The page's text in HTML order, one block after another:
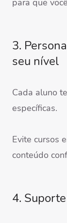
para que
3.
seu nível
Cada aluno
específicas.
Evite cursos
conteúdo
4.